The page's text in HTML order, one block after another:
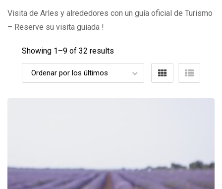
Visita de Arles y alrededores con un guía oficial de Turismo
– Reserve su visita guiada !
Showing 1–9 of 32 results